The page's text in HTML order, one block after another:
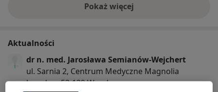
Pokaż więcejo doświadczeniu
Aktualności
dr n. med. Jarosława Semianów-Wejchert
ul. Sarnia 2, Centrum Medyczne Magnolia
Jagodno, 52-129 Wrocław